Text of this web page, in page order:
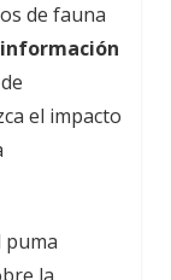
de fauna
el impacto
puma